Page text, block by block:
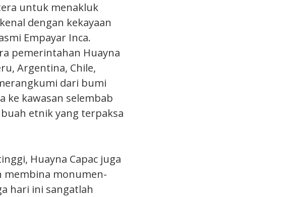
untuk menakluk
dengan kekayaan
Empayar Inca.
pemerintahan Huayna
Argentina, Chile,
dari bumi
ke kawasan selembab
etnik yang terpaksa
Huayna Capac juga
membina monumen-
hari ini sangatlah